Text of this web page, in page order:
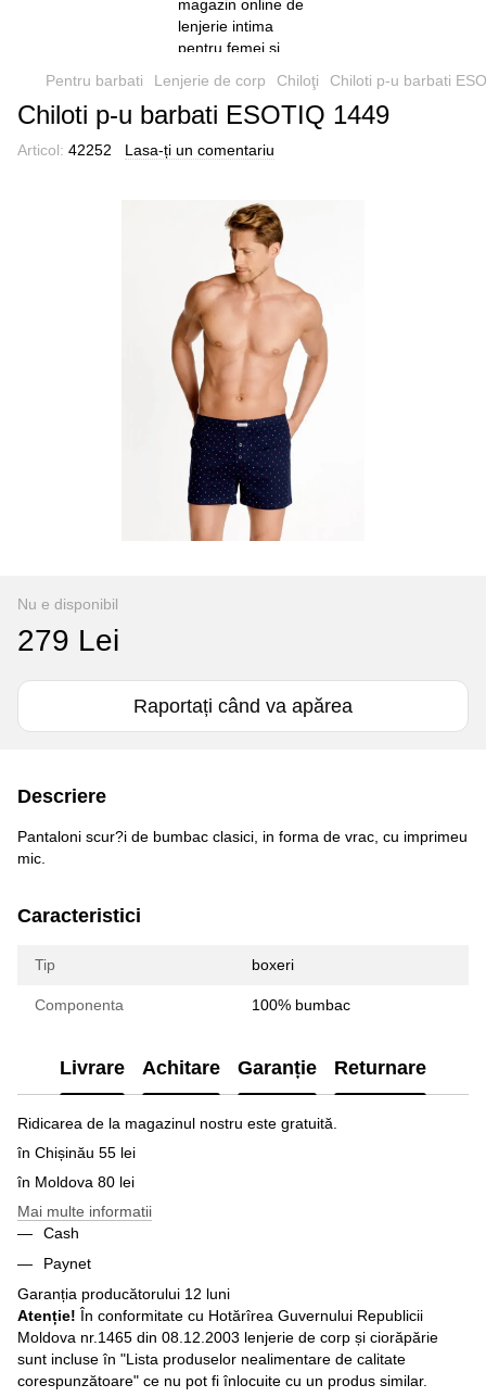
Pentru barbati Lenjerie de corp Chiloţi Chiloti p-u barbati
Chiloti p-u barbati ESOTIQ 1449
Articol: 42252 Lasa-ți un comentariu
Nu e disponibil
279 Lei
Raportați când va apărea
Descriere
Pantaloni scur?i de bumbac clasici, in forma de vrac, cu imprimeu
mic.
Caracteristici
Tip boxeri
Componenta 100% bumbac
Livrare Achitare Garanție Returnare
Ridicarea de la magazinul nostru este gratuită.
în Chișinău 55 lei
în Moldova 80 lei
Mai multe informatii
Cash
Paynet
Garanția producătorului 12 luni
Atenție! În conformitate cu Hotărîrea Guvernului Republicii
Moldova nr.1465 din 08.12.2003 lenjerie de corp și ciorăpărie
sunt incluse în "Lista produselor nealimentare de calitate
corespunzătoare" ce nu pot fi înlocuite cu un produs similar.